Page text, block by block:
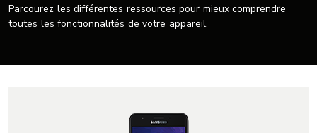
Parcourez les différentes ressources pour mieux comprendre
toutes les fonctionnalités de votre appareil.